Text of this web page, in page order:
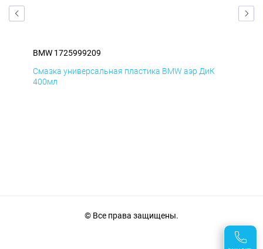
BMW 1725999209
Смазка универсальная пластика BMW аэр ДиК
400мл
© Все права защищены.